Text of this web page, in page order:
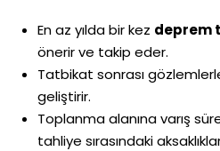
En az yılda bir kez deprem
önerir ve takip eder.
Tatbikat sonrası
geliştirir.
Toplanma alanına varış
tahliye sırasındaki